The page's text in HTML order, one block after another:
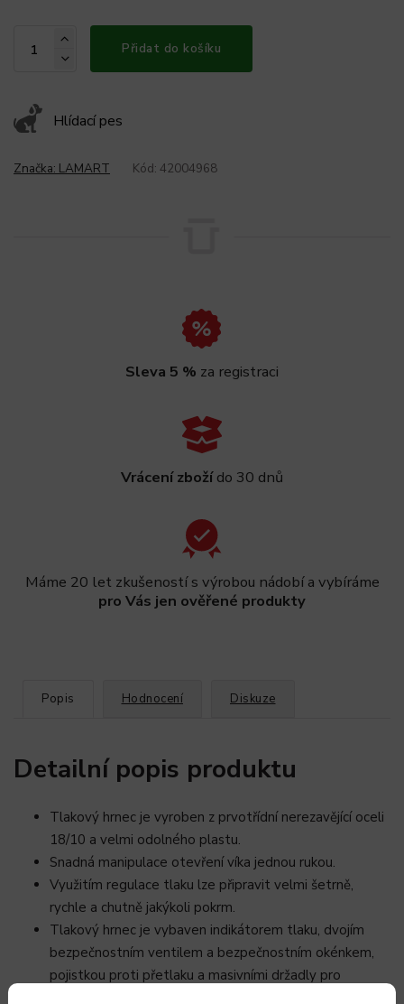
Přidat do košíku
Hlídací pes
Značka: LAMART Kód: 42004968
Sleva 5 % za registraci
Vrácení zbožído 30 dnů
Máme 20 let zkušeností s výrobou nádobí a vybíráme
pro Vás jen ověřené produkty
Popis Hodnocení Diskuze
Detailní popis produktu
Tlakový hrnec je vyroben z prvotřídní nerezavějící oceli
18/10 a velmi odolného plastu.
Snadná manipulace otevření víka jednou rukou.
Využitím regulace tlaku lze připravit velmi šetrně,
rychle a chutně jakýkoli pokrm.
Tlakový hrnec je vybaven indikátorem tlaku, dvojím
bezpečnostním ventilem a bezpečnostním okénkem,
pojistkou proti přetlaku a masivními držadly pro